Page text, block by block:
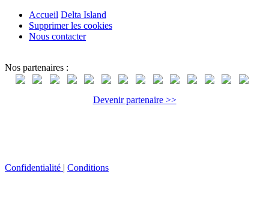
Accueil Delta Island
Supprimer les cookies
Nous contacter
Nos partenaires :
Devenir partenaire >>
Confidentialité Conditions